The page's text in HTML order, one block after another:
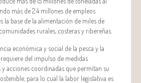
más de 2.4 millones de empleos
la base de la alimentación de miles de
rurales, costeras y ribereñas.
económica y social de la pesca y la
del impulso de medidas
y acciones coordinadas que permitan su
para lo cual la labor legislativa es